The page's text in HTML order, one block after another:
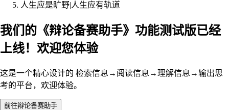
人生应是旷野|人生应有轨道
我们的《辩论备赛助手》功能测试版已经
上线！欢迎您体验
这是一个精心设计的 检索信息→阅读信息→理解信息→输出思
考的平台，欢迎体验。
前往辩论备赛助手